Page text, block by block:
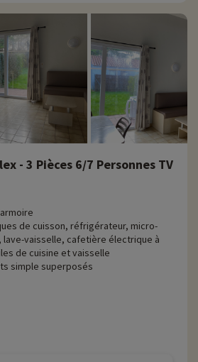
- 3 Pièces 6/7 Personnes TV
de cuisson, réfrigérateur, micro-
vaisselle, cafetière électrique à
de cuisine et vaisselle
simple superposés